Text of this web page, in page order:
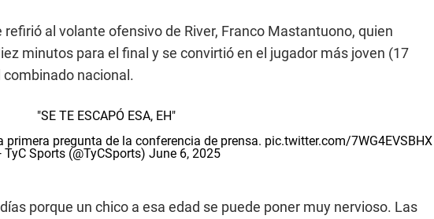
al volante ofensivo de River, Franco Mastantuono, quien
minutos para el final y se convirtió en el jugador más joven (17
nacional.
"SE TE ESCAPÓ ESA, EH"
pregunta de la conferencia de prensa. pic.twitter.com/7WG4EVSBHX
TyC Sports (@TyCSports) June 6, 2025
porque un chico a esa edad se puede poner muy nervioso. Las